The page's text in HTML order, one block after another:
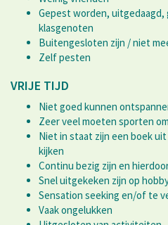
Gepest worden,
klasgenoten
Buitengesloten zijn / niet
Zelf pesten
VRIJE TIJD
Niet goed kunnen
Zeer veel moeten sporten
Niet in staat zijn een boek
kijken
Continu bezig zijn en
Snel uitgekeken zijn op
Sensation seeking en/of te
Vaak ongelukken